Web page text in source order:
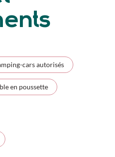
cars autorisés
en poussette